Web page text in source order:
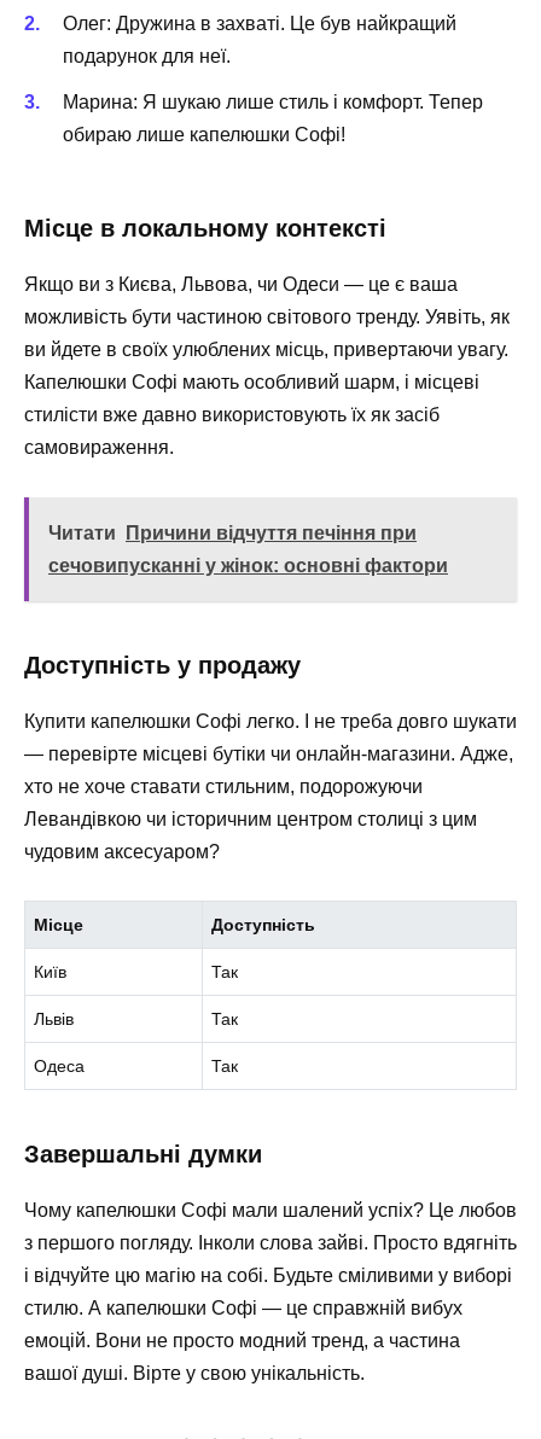
Олег: Дружина в захваті. Це був найкращий
подарунок для неї.
Марина: Я шукаю лише стиль і комфорт. Тепер
обираю лише капелюшки Софі!
Місце в локальному контексті
Якщо ви з Києва, Львова, чи Одеси — це є ваша
можливість бути частиною світового тренду. Уявіть, як
ви йдете в своїх улюблених місць, привертаючи увагу.
Капелюшки Софі мають особливий шарм, і місцеві
стилісти вже давно використовують їх як засіб
самовираження.
Читати
Причини відчуття печіння при
сечовипусканні у жінок: основні фактори
Доступність у продажу
Купити капелюшки Софі легко. І не треба довго шукати
— перевірте місцеві бутіки чи онлайн-магазини. Адже,
хто не хоче ставати стильним, подорожуючи
Левандівкою чи історичним центром столиці з цим
чудовим аксесуаром?
Місце Доступність
Київ Так
Львів Так
Одеса Так
Завершальні думки
Чому капелюшки Софі мали шалений успіх? Це любов
з першого погляду. Інколи слова зайві. Просто вдягніть
і відчуйте цю магію на собі. Будьте сміливими у виборі
стилю. А капелюшки Софі — це справжній вибух
емоцій. Вони не просто модний тренд, а частина
вашої душі. Вірте у свою унікальність.